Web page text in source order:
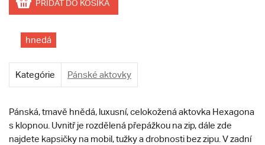
PRIDAŤ DO KOŠÍKA
hnedá
Kategórie Pánské aktovky
Pánská, tmavě hnědá, luxusní, celokožená aktovka Hexagona
s klopnou. Uvnitř je rozdělená přepážkou na zip, dále zde
najdete kapsičky na mobil, tužky a drobnosti bez zipu. V zadní